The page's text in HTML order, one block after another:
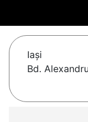
Iaşi
Bd.